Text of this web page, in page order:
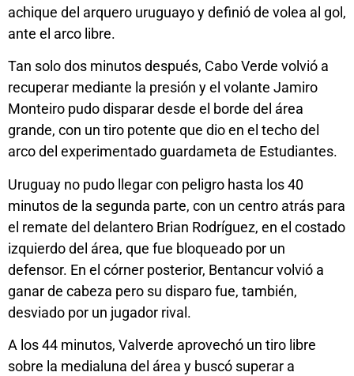
achique del arquero uruguayo y definió de volea al gol,
ante el arco libre.
Tan solo dos minutos después, Cabo Verde volvió a
recuperar mediante la presión y el volante Jamiro
Monteiro pudo disparar desde el borde del área
grande, con un tiro potente que dio en el techo del
arco del experimentado guardameta de Estudiantes.
Uruguay no pudo llegar con peligro hasta los 40
minutos de la segunda parte, con un centro atrás para
el remate del delantero Brian Rodríguez, en el costado
izquierdo del área, que fue bloqueado por un
defensor. En el córner posterior, Bentancur volvió a
ganar de cabeza pero su disparo fue, también,
desviado por un jugador rival.
A los 44 minutos, Valverde aprovechó un tiro libre
sobre la medialuna del área y buscó superar a